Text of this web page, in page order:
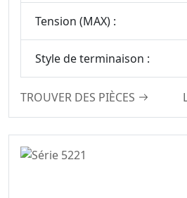
Tension (MAX) :
Style de terminaison :
TROUVER DES PIÈCES